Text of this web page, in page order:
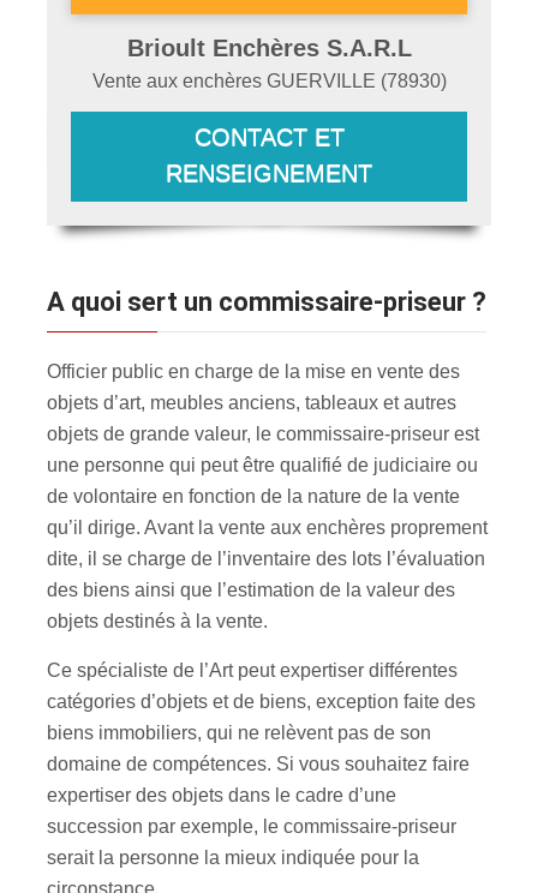
Brioult Enchères S.A.R.L
Vente aux enchères GUERVILLE (78930)
CONTACT ET
RENSEIGNEMENT
A quoi sert un commissaire-priseur ?
Officier public en charge de la mise en vente des
objets d’art, meubles anciens, tableaux et autres
objets de grande valeur, le commissaire-priseur est
une personne qui peut être qualifié de judiciaire ou
de volontaire en fonction de la nature de la vente
qu’il dirige. Avant la vente aux enchères proprement
dite, il se charge de l’inventaire des lots l’évaluation
des biens ainsi que l’estimation de la valeur des
objets destinés à la vente.
Ce spécialiste de l’Art peut expertiser différentes
catégories d’objets et de biens, exception faite des
biens immobiliers, qui ne relèvent pas de son
domaine de compétences. Si vous souhaitez faire
expertiser des objets dans le cadre d’une
succession par exemple, le commissaire-priseur
serait la personne la mieux indiquée pour la
circonstance.